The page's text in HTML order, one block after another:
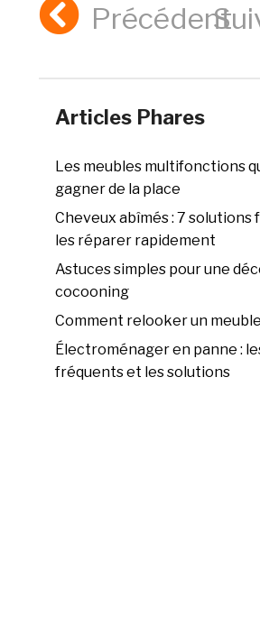
Précédent
Articles Phares
Les meubles multifonctions
gagner de la place
Cheveux abîmés : 7 solutions
les réparer rapidement
Astuces simples pour une
cocooning
Comment relooker un
Électroménager en panne :
fréquents et les solutions